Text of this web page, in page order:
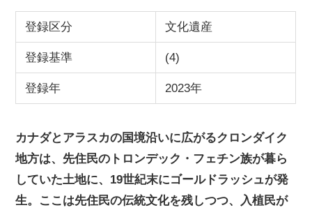
登録区分 文化遺産
登録基準 (4)
登録年 2023年
カナダとアラスカの国境沿いに広がるクロンダイク
地方は、先住民のトロンデック・フェチン族が暮ら
していた土地に、19世紀末にゴールドラッシュが発
生。ここは先住民の伝統文化を残しつつ、入植民が